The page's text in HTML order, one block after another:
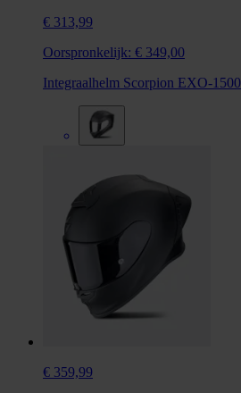
€ 313,99
Oorspronkelijk: € 349,00
Integraalhelm Scorpion EXO-
€ 359,99